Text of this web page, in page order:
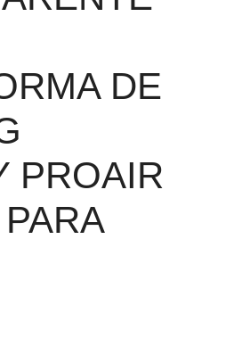
DE
PROAIR